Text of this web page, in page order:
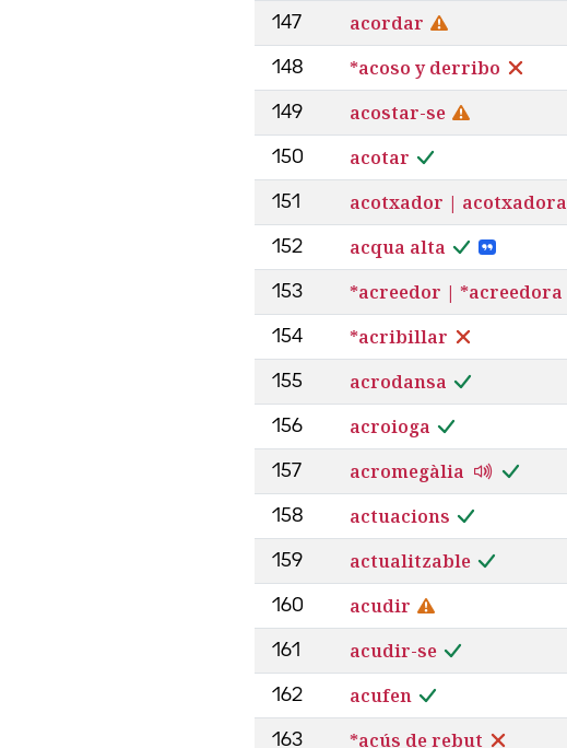
147 acordar
148 *acoso y derribo
149 acostar-se
150 acotar
151 acotxador | acotxadora
152 acqua alta
153 *acreedor | *acreedora
154 *acribillar
155 acrodansa
156 acroioga
157 acromegàlia
158 actuacions
159 actualitzable
160 acudir
161 acudir-se
162 acufen
163 *acús de rebut